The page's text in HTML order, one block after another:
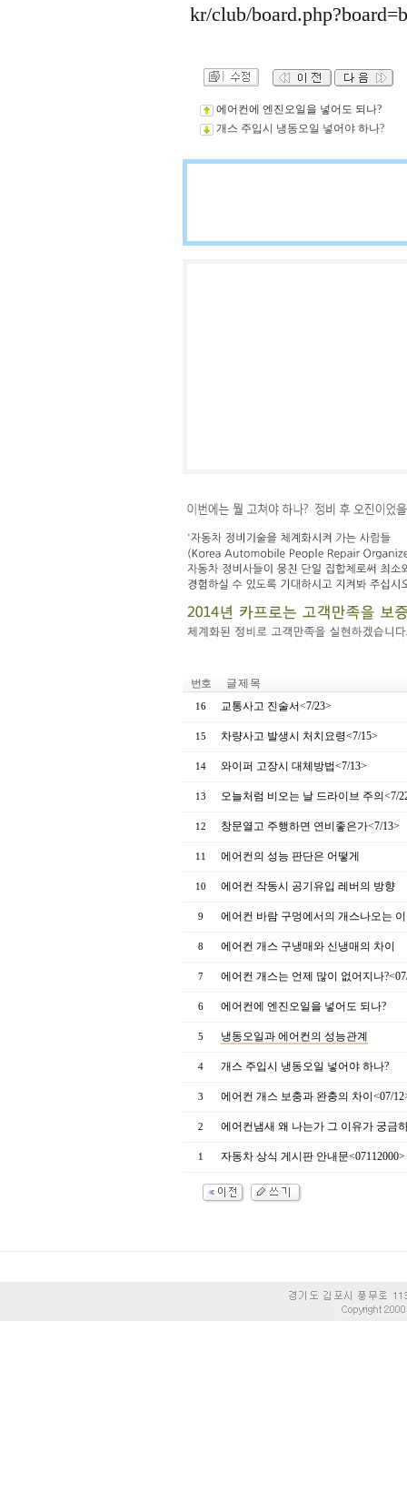
에어컨에 엔진오일을 넣어도 되나?
개스 주입시 냉동오일 넣어야 하나?
번호 글 제 목
16 교통사고 진술서<7/23>
15 차량사고 발생시 처치요령<7/15>
14 와이퍼 고장시 대체방법<7/13>
13 오늘처럼 비오는 날 드라이브 주의<7/
12 창문열고 주행하면 연비좋은가<7/13>
11 에어컨의 성능 판단은 어떻게
10 에어컨 작동시 공기유입 레버의 방향
9 에어컨 바람 구멍에서의 개스나오는
8 에어컨 개스 구냉매와 신냉매의 차이
7 에어컨 개스는 언제 많이 없어지나
6 에어컨에 엔진오일을 넣어도 되나?
5 냉동오일과 에어컨의 성능관계
4 개스 주입시 냉동오일 넣어야 하나?
3 에어컨 개스 보충과 완충의 차이<07/
2 에어컨냄새 왜 나는가 그 이유가 궁금
1 자동차 상식 게시판 안내문<07112000>